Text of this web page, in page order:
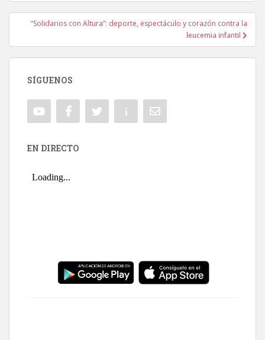
“Solidarios con Altura”: deporte, espectáculo y corazón contra la
leucemia infantil
SÍGUENOS
EN DIRECTO